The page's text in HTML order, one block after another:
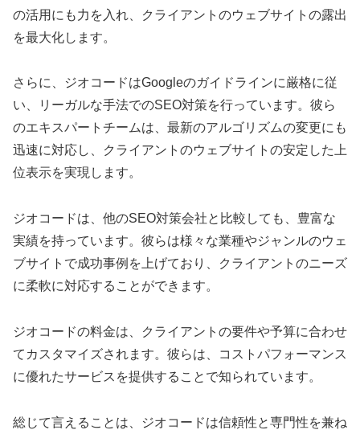
の活用にも力を入れ、クライアントのウェブサイトの露出
を最大化します。
さらに、ジオコードはGoogleのガイドラインに厳格に従
い、リーガルな手法でのSEO対策を行っています。彼ら
のエキスパートチームは、最新のアルゴリズムの変更にも
迅速に対応し、クライアントのウェブサイトの安定した上
位表示を実現します。
ジオコードは、他のSEO対策会社と比較しても、豊富な
実績を持っています。彼らは様々な業種やジャンルのウェ
ブサイトで成功事例を上げており、クライアントのニーズ
に柔軟に対応することができます。
ジオコードの料金は、クライアントの要件や予算に合わせ
てカスタマイズされます。彼らは、コストパフォーマンス
に優れたサービスを提供することで知られています。
総じて言えることは、ジオコードは信頼性と専門性を兼ね